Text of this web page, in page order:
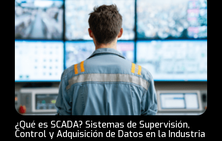
¿Qué es SCADA? Sistemas de Supervisión,
Control y Adquisición de Datos en la Industria